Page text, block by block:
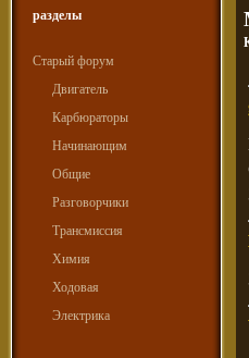
разделы
Старый форум
Двигатель
Карбюраторы
Начинающим
Общие
Разговорчики
Трансмиссия
Химия
Ходовая
Электрика